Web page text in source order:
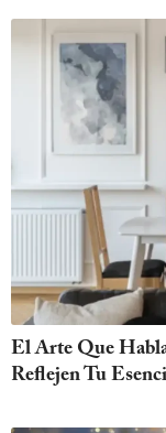
El Arte Que
Reflejen Tu